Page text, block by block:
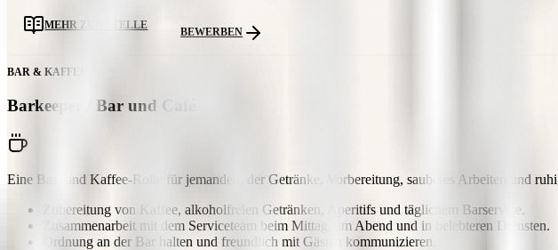
MEHR ZUR STELLE
BEWERBEN
BAR & KAFFEE
Barkeeper / Bar und Café
Eine Bar- und Kaffee-Rolle für jemanden, der Getränke, Vorbereitung, sauberes Arbeiten und
Zubereitung von Kaffee, alkoholfreien Getränken, Aperitifs und täglichem Barservice.
Zusammenarbeit mit dem Serviceteam beim Mittag, am Abend und in belebteren Diensten.
Ordnung an der Bar halten und freundlich mit Gästen kommunizieren.